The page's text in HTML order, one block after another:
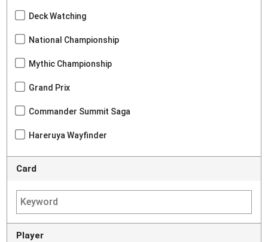
Deck Watching
National Championship
Mythic Championship
Grand Prix
Commander Summit Saga
Hareruya Wayfinder
Card
Player